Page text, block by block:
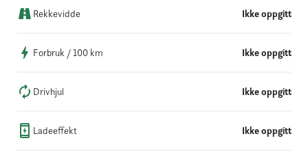
Rekkevidde Ikke oppgitt
Forbruk / 100 km Ikke oppgitt
Drivhjul Ikke oppgitt
Ladeeffekt Ikke oppgitt